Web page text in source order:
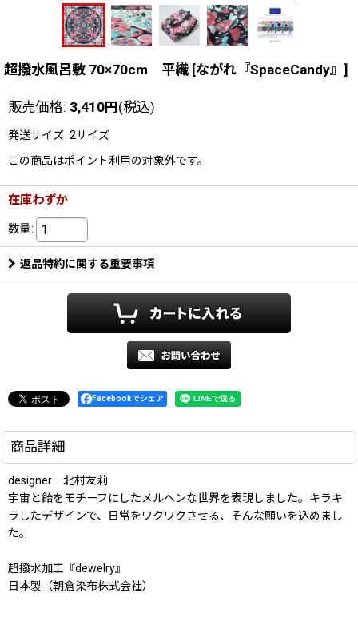
超撥水風呂敷 70×70cm 平織 [ながれ『SpaceCandy』 ]
販売価格: 3,410円(税込)
発送サイズ: 2サイズ
この商品はポイント利用の対象外です。
在庫わずか
数量:
返品特約に関する重要事項
Facebookでシェア
商品詳細
designer 北村友莉
宇宙と飴をモチーフにしたメルヘンな世界を表現しました。キラキ
ラしたデザインで、日常をワクワクさせる、そんな願いを込めまし
た。
超撥水加工『dewelry』
日本製（朝倉染布株式会社）